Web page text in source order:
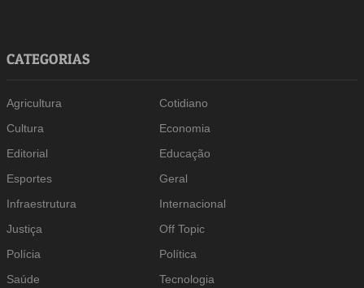
CATEGORIAS
Agricultura
Cotidiano
Cultura
Economia
Editorial
Educação
Esportes
Geral
Infraestrutura
Internacional
Justiça
Off Topic
Polícia
Política
Saúde
Tecnologia